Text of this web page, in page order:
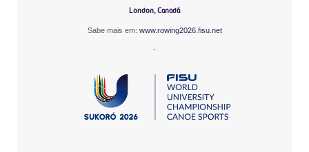
London, Canadá
Sabe mais em: www.rowing2026.fisu.net
-